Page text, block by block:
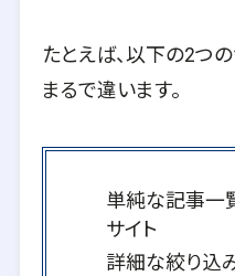
たとえば、以下の2つ
まるで違います。
単純な記事一
サイト
詳細な絞り込